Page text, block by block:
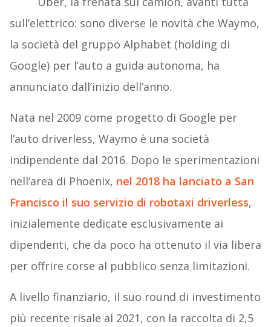
sull’elettrico: sono diverse le novità che Waymo,
la società del gruppo Alphabet (holding di
Google) per l’auto a guida autonoma, ha
annunciato dall’inizio dell’anno.
Nata nel 2009 come progetto di Google per
l’auto driverless, Waymo è una società
indipendente dal 2016. Dopo le sperimentazioni
nell’area di Phoenix, nel 2018 ha lanciato a San
Francisco il suo servizio di robotaxi driverless,
inizialemente dedicate esclusivamente ai
dipendenti, che da poco ha ottenuto il via libera
per offrire corse al pubblico senza limitazioni.
A livello finanziario, il suo round di investimento
più recente risale al 2021, con la raccolta di 2,5